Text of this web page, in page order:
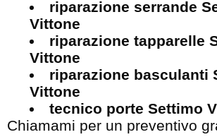
riparazione serrande
Vittone
riparazione tapparelle
Vittone
riparazione basculanti
Vittone
tecnico porte Settimo
Chiamami per un preventivo